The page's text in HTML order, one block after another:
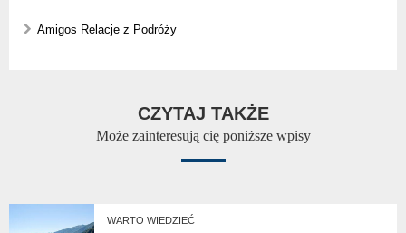
Amigos Relacje z Podróży
CZYTAJ TAKŻE
Może zainteresują cię poniższe wpisy
WARTO WIEDZIEĆ